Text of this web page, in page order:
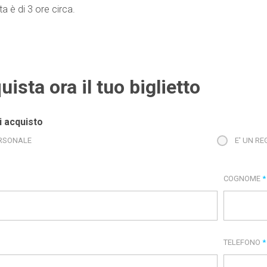
è di 3 ore circa.
ora il tuo biglietto
acquisto
E' UN
COGNOME*
TELEFONO*